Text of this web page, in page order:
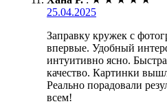
25.04.2025
Заправку кружек с
впервые. Удобный
интуитивно ясно.
качество. Картинки
Реально порадовали
всем!